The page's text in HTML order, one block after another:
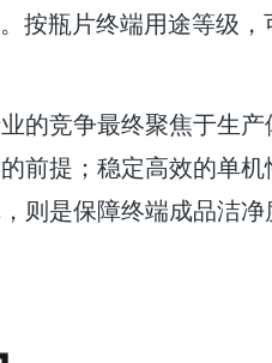
按瓶片终端用途等级
竞争最终聚焦于生产
前提；稳定高效的单
则是保障终端成品洁净